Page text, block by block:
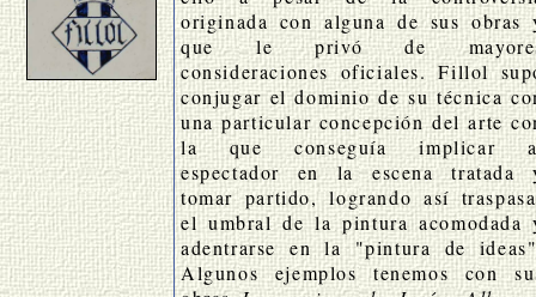
-
-
-
-
-
originada con alguna de sus obras
que le privó de
consideraciones oficiales. Fillol
conjugar el dominio de su técnica
una particular concepción del arte
la que conseguía implicar
espectador en la escena tratada
tomar partido, logrando así
el umbral de la pintura acomodada
adentrarse en la "pintura de
Algunos ejemplos tenemos con